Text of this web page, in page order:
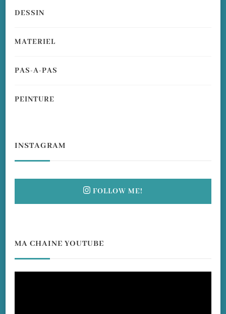
DESSIN
MATERIEL
PAS-A-PAS
PEINTURE
INSTAGRAM
FOLLOW ME!
MA CHAINE YOUTUBE